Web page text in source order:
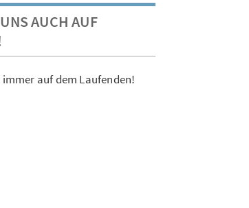
AUCH AUF
auf dem Laufenden!